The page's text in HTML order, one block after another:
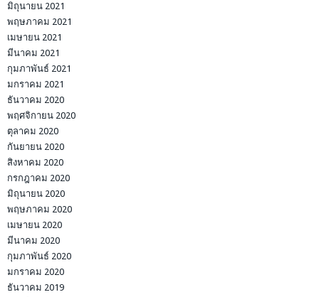
มิถุนายน 2021
พฤษภาคม 2021
เมษายน 2021
มีนาคม 2021
กุมภาพันธ์ 2021
มกราคม 2021
ธันวาคม 2020
พฤศจิกายน 2020
ตุลาคม 2020
กันยายน 2020
สิงหาคม 2020
กรกฎาคม 2020
มิถุนายน 2020
พฤษภาคม 2020
เมษายน 2020
มีนาคม 2020
กุมภาพันธ์ 2020
มกราคม 2020
ธันวาคม 2019